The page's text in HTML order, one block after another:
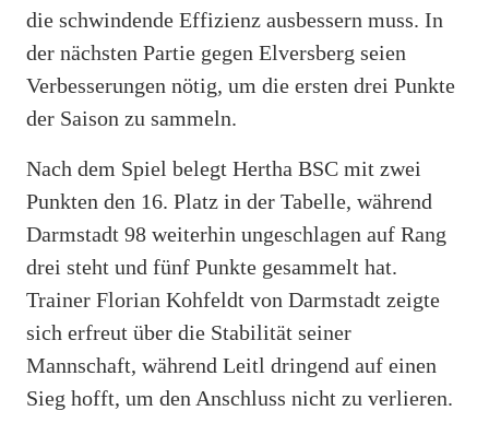
die schwindende Effizienz ausbessern muss. In
der nächsten Partie gegen Elversberg seien
Verbesserungen nötig, um die ersten drei Punkte
der Saison zu sammeln.
Nach dem Spiel belegt Hertha BSC mit zwei
Punkten den 16. Platz in der Tabelle, während
Darmstadt 98 weiterhin ungeschlagen auf Rang
drei steht und fünf Punkte gesammelt hat.
Trainer Florian Kohfeldt von Darmstadt zeigte
sich erfreut über die Stabilität seiner
Mannschaft, während Leitl dringend auf einen
Sieg hofft, um den Anschluss nicht zu verlieren.